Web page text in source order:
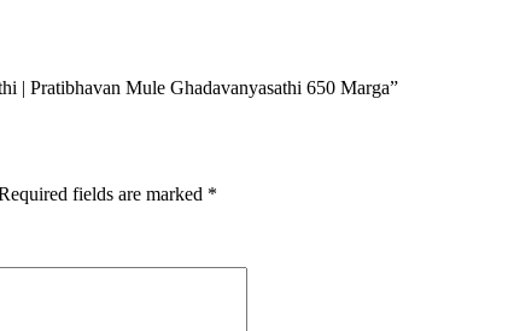
| Pratibhavan Mule Ghadavanyasathi 650 Marga”
fields are marked *